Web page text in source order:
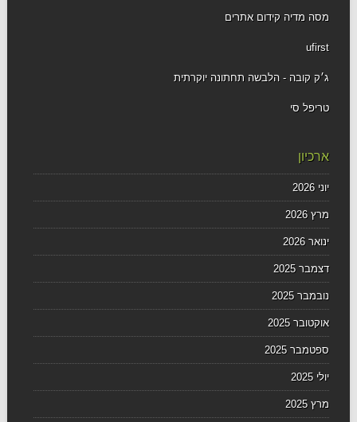
מסה מדיה קידום אתרים
ufirst
ג׳ק קובה - הלבשה תחתונה יוקרתית
טריפל סי
ארכיון
יוני 2026
מרץ 2026
ינואר 2026
דצמבר 2025
נובמבר 2025
אוקטובר 2025
ספטמבר 2025
יולי 2025
מרץ 2025